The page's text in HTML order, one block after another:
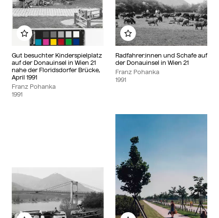
Gut besuchter Kinderspielplatz
auf der Donauinsel in Wien 21
nahe der Floridsdorfer Brücke,
April 1991
Franz Pohanka
1991
Zu meinem Album hinzufügen
Radfahrer:innen und Schafe auf
der Donauinsel in Wien 21
Franz Pohanka
1991
Zu meinem Album